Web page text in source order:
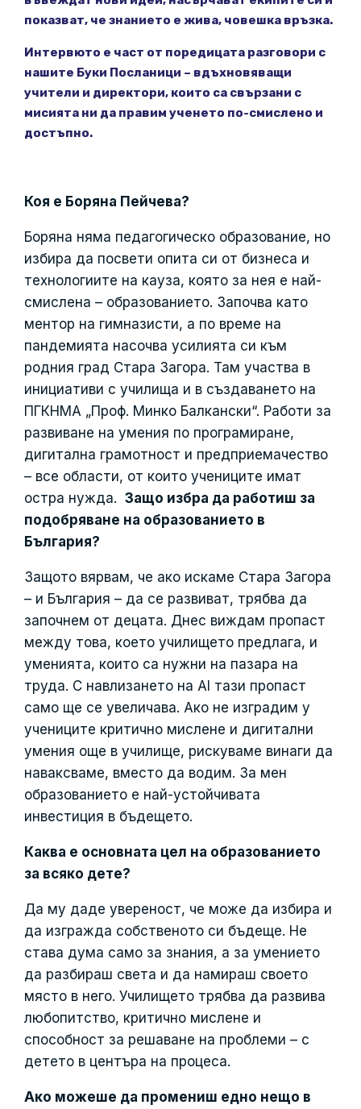
показват, че знанието е жива, човешка връзка.
Интервюто е част от поредицата разговори с
нашите Буки Посланици – вдъхновяващи
учители и директори, които са свързани с
мисията ни да правим ученето по-смислено и
достъпно.
Коя е Боряна Пейчева?
Боряна няма педагогическо образование, но
избира да посвети опита си от бизнеса и
технологиите на кауза, която за нея е най-
смислена – образованието. Започва като
ментор на гимназисти, а по време на
пандемията насочва усилията си към
родния град Стара Загора. Там участва в
инициативи с училища и в създаването на
ПГКНМА „Проф. Минко Балкански“. Работи за
развиване на умения по програмиране,
дигитална грамотност и предприемачество
– все области, от които учениците имат
остра нужда. Защо избра да работиш за
подобряване на образованието в
България?
Защото вярвам, че ако искаме Стара Загора
– и България – да се развиват, трябва да
започнем от децата. Днес виждам пропаст
между това, което училището предлага, и
уменията, които са нужни на пазара на
труда. С навлизането на AI тази пропаст
само ще се увеличава. Ако не изградим у
учениците критично мислене и дигитални
умения още в училище, рискуваме винаги да
наваксваме, вместо да водим. За мен
образованието е най-устойчивата
инвестиция в бъдещето.
Каква е основната цел на образованието
за всяко дете?
Да му даде увереност, че може да избира и
да изгражда собственото си бъдеще. Не
става дума само за знания, а за умението
да разбираш света и да намираш своето
място в него. Училището трябва да развива
любопитство, критично мислене и
способност за решаване на проблеми – с
детето в центъра на процеса.
Ако можеше да промениш едно нещо в